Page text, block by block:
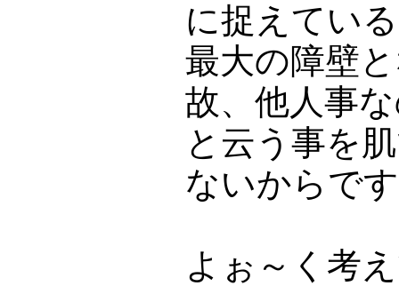
に捉えてい
最大の障壁
故、他人事
と云う事を
ないからで
よぉ～く考